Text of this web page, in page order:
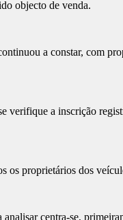
objecto de venda.
a constar, com
verifique a inscrição
proprietários dos
centra-se,